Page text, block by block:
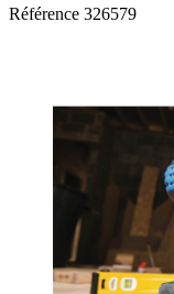
Référence 326579